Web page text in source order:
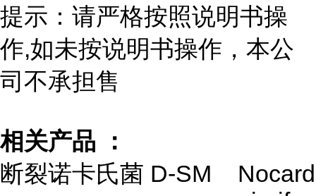
提示：请严格按照说明书操
作,如未按说明书操作，本公
司不承担售
相关产品 ：
断裂诺卡氏菌 D-SM